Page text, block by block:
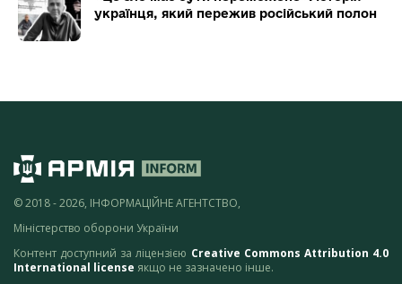
українця, який пережив російський полон
© 2018 - 2026, ІНФОРМАЦІЙНЕ АГЕНТСТВО,
Міністерство оборони України
Контент доступний за ліцензією Creative Commons Attribution 4.0
International license якщо не зазначено інше.